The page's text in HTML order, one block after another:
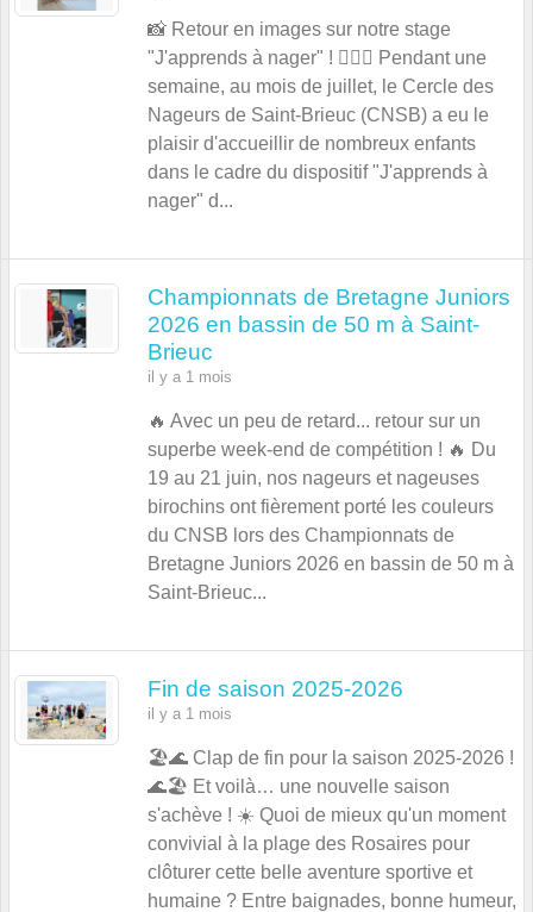
📸 Retour en images sur notre stage
"J'apprends à nager" ! 🏊‍♂️💦 Pendant une
semaine, au mois de juillet, le Cercle des
Nageurs de Saint-Brieuc (CNSB) a eu le
plaisir d'accueillir de nombreux enfants
dans le cadre du dispositif "J'apprends à
nager" d...
Championnats de Bretagne Juniors
2026 en bassin de 50 m à Saint-
Brieuc
il y a 1 mois
🔥 Avec un peu de retard... retour sur un
superbe week-end de compétition ! 🔥 Du
19 au 21 juin, nos nageurs et nageuses
birochins ont fièrement porté les couleurs
du CNSB lors des Championnats de
Bretagne Juniors 2026 en bassin de 50 m à
Saint-Brieuc...
Fin de saison 2025-2026
il y a 1 mois
🏖️🌊 Clap de fin pour la saison 2025-2026 !
🌊🏖️ Et voilà… une nouvelle saison
s'achève ! ☀️ Quoi de mieux qu'un moment
convivial à la plage des Rosaires pour
clôturer cette belle aventure sportive et
humaine ? Entre baignades, bonne humeur,